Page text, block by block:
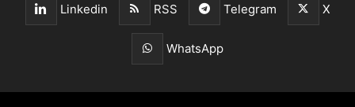
Linkedin RSS Telegram X
WhatsApp